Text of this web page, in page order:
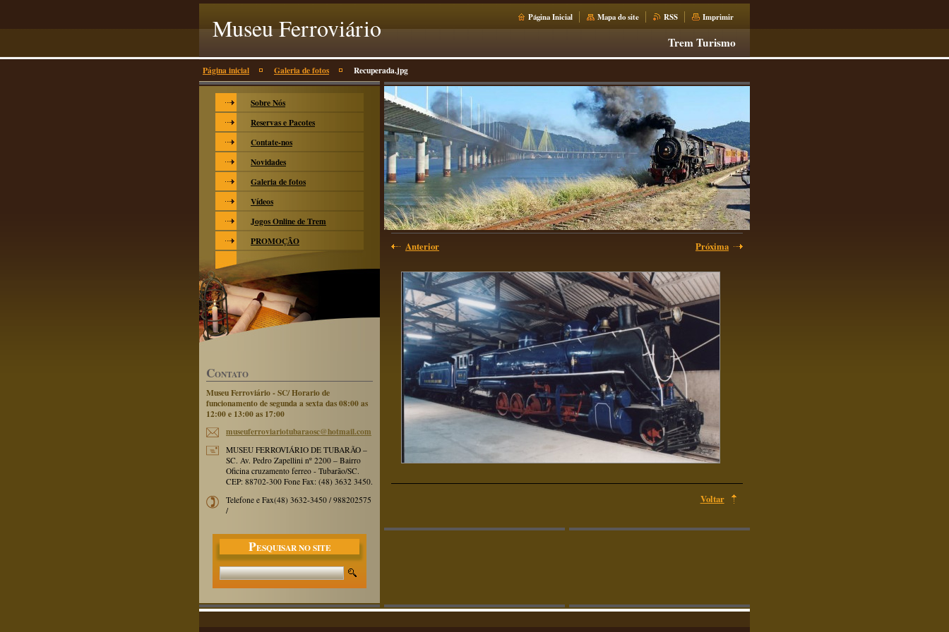
Museu Ferroviário Página Inicial Mapa do site RSS Imprimir
Trem Turismo
Página inicial Galeria de fotos Recuperada.jpg
Anterior Próxima
Voltar
Sobre Nós
Reservas e Pacotes
Contate-nos
Novidades
Galeria de fotos
Vídeos
Jogos Online de Trem
PROMOÇÂO
CONTATO
Museu Ferroviário - SC/ Horario de
funcionamento de segunda a sexta das 08:00 as
12:00 e 13:00 as 17:00
museuferroviariotubaraosc@hotmail.com
MUSEU FERROVIÁRIO DE TUBARÃO –
SC. Av. Pedro Zapellini nº 2200 – Bairro
Oficina cruzamento ferreo - Tubarão/SC.
CEP: 88702-300 Fone Fax: (48) 3632 3450.
Telefone e Fax(48) 3632-3450 / 988202575
/
PESQUISAR NO SITE